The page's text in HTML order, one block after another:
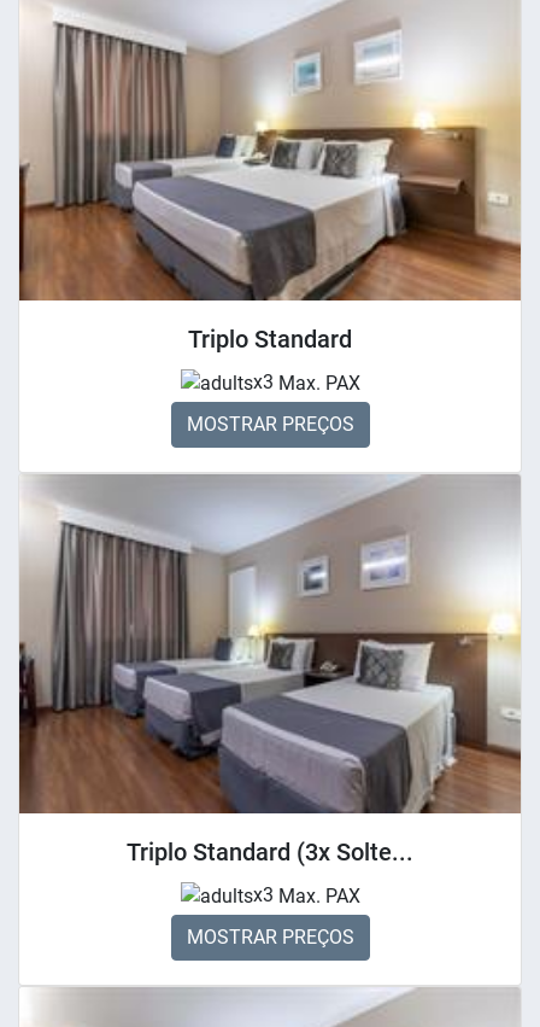
Triplo Standard
x3 Max. PAX
MOSTRAR PREÇOS
Triplo Standard (3x Solte...
x3 Max. PAX
MOSTRAR PREÇOS